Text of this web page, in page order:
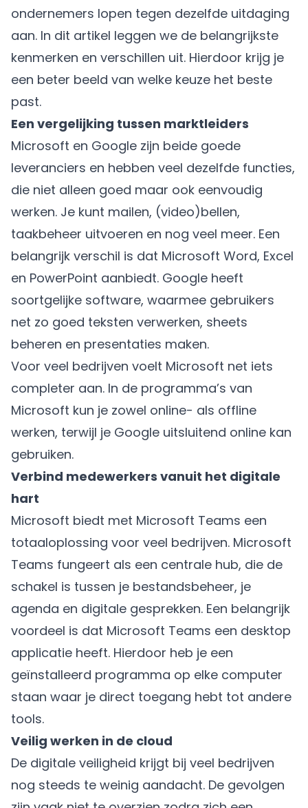
ondernemers lopen tegen dezelfde uitdaging
aan. In dit artikel leggen we de belangrijkste
kenmerken en verschillen uit. Hierdoor krijg je
een beter beeld van welke keuze het beste
past.
Een vergelijking tussen marktleiders
Microsoft en Google zijn beide goede
leveranciers en hebben veel dezelfde functies,
die niet alleen goed maar ook eenvoudig
werken. Je kunt mailen, (video)bellen,
taakbeheer uitvoeren en nog veel meer. Een
belangrijk verschil is dat Microsoft Word, Excel
en PowerPoint aanbiedt. Google heeft
soortgelijke software, waarmee gebruikers
net zo goed teksten verwerken, sheets
beheren en presentaties maken.
Voor veel bedrijven voelt Microsoft net iets
completer aan. In de programma’s van
Microsoft kun je zowel online- als offline
werken, terwijl je Google uitsluitend online kan
gebruiken.
Verbind medewerkers vanuit het digitale
hart
Microsoft biedt met Microsoft Teams een
totaaloplossing voor veel bedrijven. Microsoft
Teams fungeert als een centrale hub, die de
schakel is tussen je bestandsbeheer, je
agenda en digitale gesprekken. Een belangrijk
voordeel is dat Microsoft Teams een desktop
applicatie heeft. Hierdoor heb je een
geïnstalleerd programma op elke computer
staan waar je direct toegang hebt tot andere
tools.
Veilig werken in de cloud
De digitale veiligheid krijgt bij veel bedrijven
nog steeds te weinig aandacht. De gevolgen